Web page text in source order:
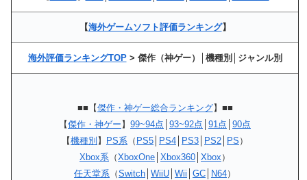
【海外ゲームソフト評価ランキング】
海外評価ランキングTOP> 傑作（神ゲー）│機種別│ジャンル別
■■【傑作・神ゲー総合ランキング】■■
【傑作・神ゲー 】 99~94点 93~92点 91点 90点
【機種別 】 PS系 （ PS5 PS4 PS3 PS2 PS ）
Xbox系 （XboxOne Xbox360 Xbox ）
任天堂系 （Switch WiiU Wii GC N64）